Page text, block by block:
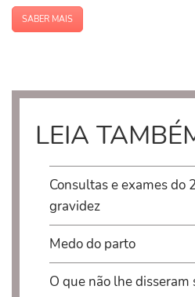
SABER MAIS
LEIA
Consultas e exames do
gravidez
Medo do parto
O que não lhe